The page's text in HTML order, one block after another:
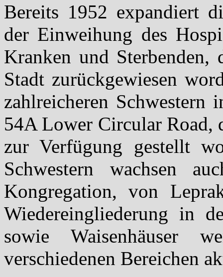
Bereits 1952 expandiert
der Einweihung des
Kranken und Sterbenden,
Stadt zurückgewiesen
zahlreicheren Schwestern
54A Lower Circular Road,
zur Verfügung gestellt
Schwestern wachsen
Kongregation, von
Wiedereingliederung in
sowie Waisenhäuser
verschiedenen Bereichen